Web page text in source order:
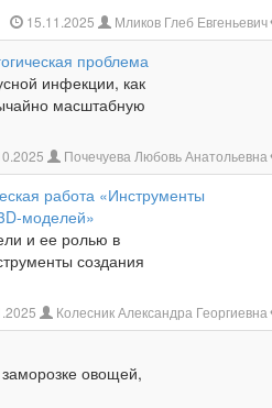
15.11.2025 Мликов Глеб Евгеньевич
проблема
инфекции, как
масштабную
Почечуева Любовь Анатольевна
работа «Инструменты
моделей»
и ее ролью в
создания
Колесник Александра Георгиевна
овощей,